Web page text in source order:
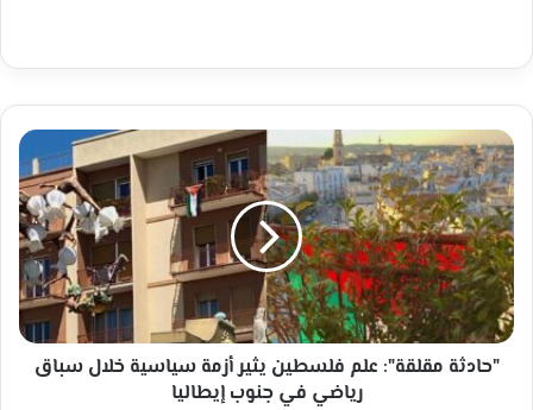
"حادثة
مقلقة":
علم
فلسطين
يثير
أزمة
سياسية
خلال
سباق
رياضي
"حادثة مقلقة": علم فلسطين يثير أزمة سياسية خلال سباق
رياضي في جنوب إيطاليا